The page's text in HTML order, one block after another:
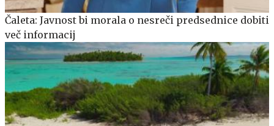
Čaleta: Javnost bi morala o nesreči predsednice dobiti
več informacij